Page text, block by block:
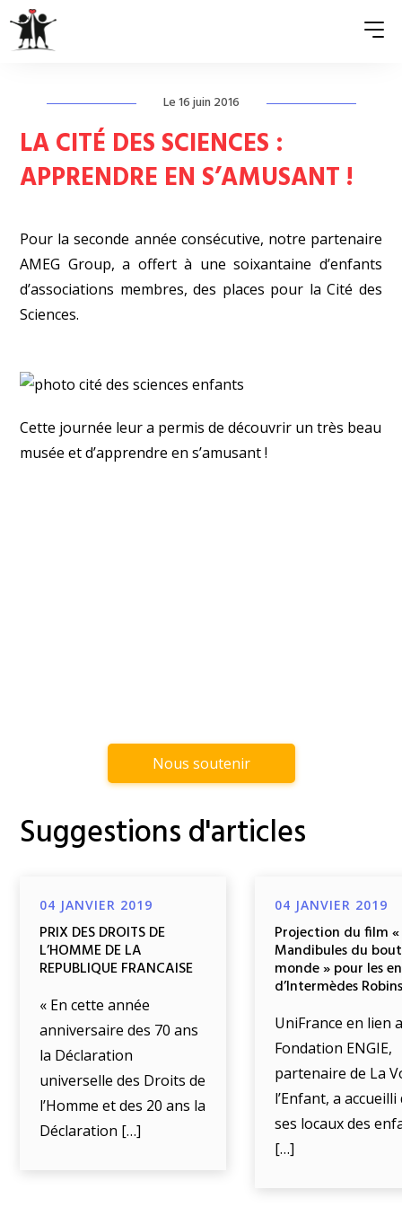
QUI SOMMES-NOUS ?
ASSOCIATIONS MEMBRES
S’ENGAGER
ACTUALITÉS
Le 16 juin 2016
LA CITÉ DES SCIENCES :
APPRENDRE EN S’AMUSANT !
Pour la seconde année consécutive, notre partenaire
AMEG Group, a offert à une soixantaine d’enfants
d’associations membres, des places pour la Cité des
Sciences.
Cette journée leur a permis de découvrir un très beau
musée et d’apprendre en s’amusant !
Nous soutenir
Suggestions d'articles
04 JANVIER 2019
PRIX DES DROITS DE
L’HOMME DE LA
REPUBLIQUE FRANCAISE
« En cette année
anniversaire des 70 ans
la Déclaration
universelle des Droits de
l’Homme et des 20 ans la
Déclaration […]
04 JANVIER 2019
Projection du film «
Mandibules du
monde » pour les
d’Intermèdes
UniFrance en lien
Fondation ENGIE,
partenaire de La
l’Enfant, a accueilli
ses locaux des
[…]